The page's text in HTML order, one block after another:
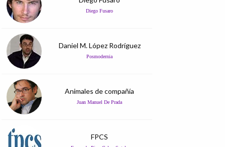
Diego Fusaro
Daniel M. López Rodríguez
Posmodernia
Animales de compañía
Juan Manuel De Prada
FPCS